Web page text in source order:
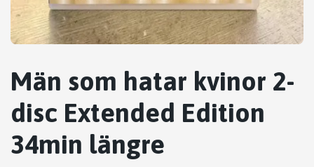
Män som hatar kvinor 2-
disc Extended Edition
34min längre